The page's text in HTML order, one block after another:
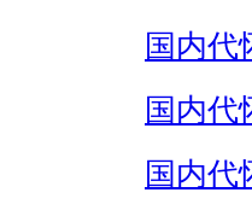
国内代
国内代
国内代